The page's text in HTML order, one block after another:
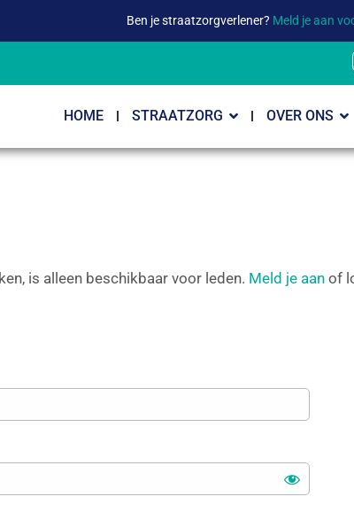
Ben je straatzorgverlener? Meld je aan
HOME STRAATZORG OVER ONS
is alleen beschikbaar voor leden. Meld je aan of